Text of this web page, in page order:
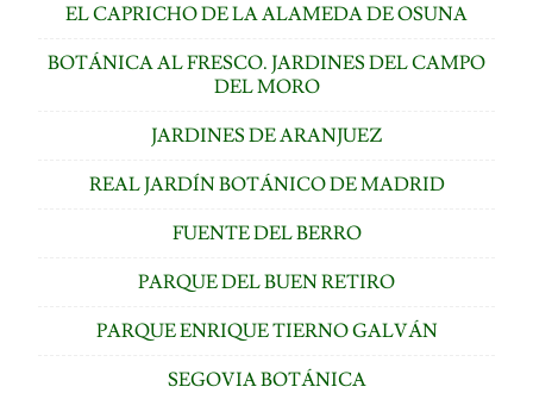
EL CAPRICHO DE LA ALAMEDA DE OSUNA
BOTÁNICA AL FRESCO. JARDINES DEL CAMPO
DEL MORO
JARDINES DE ARANJUEZ
REAL JARDÍN BOTÁNICO DE MADRID
FUENTE DEL BERRO
PARQUE DEL BUEN RETIRO
PARQUE ENRIQUE TIERNO GALVÁN
SEGOVIA BOTÁNICA